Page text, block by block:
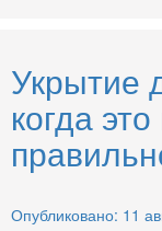
Укрытие
когда
Опубликовано: 11